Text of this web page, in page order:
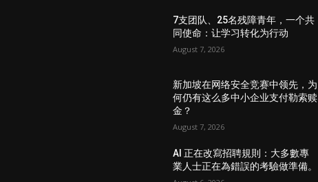
7支团队、25名残障青年，一个共
同使命：让学习转化为行动
August 7, 2026
新加坡在网络安全竞赛中领先，为
何仍有这么多中小企业支付勒索赎
金？
August 7, 2026
AI 正在改寫招聘規則：大多數專
業人士正在為錯誤的考驗做準備。